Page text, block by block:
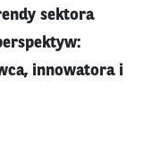
sektora
innowatora i